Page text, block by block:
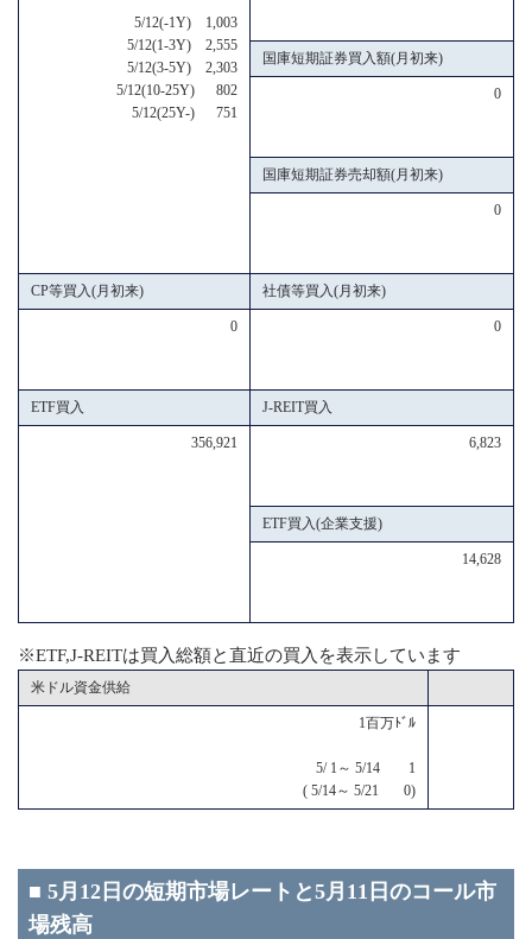
5/12(-1Y) 1,003
5/12(1-3Y) 2,555
5/12(3-5Y) 2,303
5/12(10-25Y) 802
5/12(25Y-) 751
国庫短期証券買入額(月初来)
0
国庫短期証券売却額(月初来)
0
CP等買入(月初来) 社債等買入(月初来)
0 0
ETF買入 J-REIT買入
356,921 6,823
ETF買入(企業支援)
14,628
※ETF,J-REITは買入総額と直近の買入を表示しています
米ドル資金供給
1百万ﾄﾞﾙ
5/ 1～ 5/14 1
( 5/14～ 5/21 0)
■ 5月12日の短期市場レートと5月11日のコール市
場残高